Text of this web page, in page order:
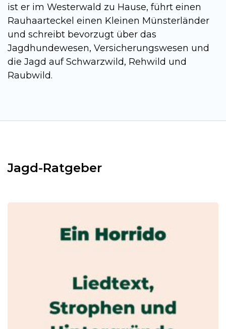
ist er im Westerwald zu Hause, führt einen
Rauhaarteckel einen Kleinen Münsterländer
und schreibt bevorzugt über das
Jagdhundewesen, Versicherungswesen und
die Jagd auf Schwarzwild, Rehwild und
Raubwild.
Jagd-Ratgeber